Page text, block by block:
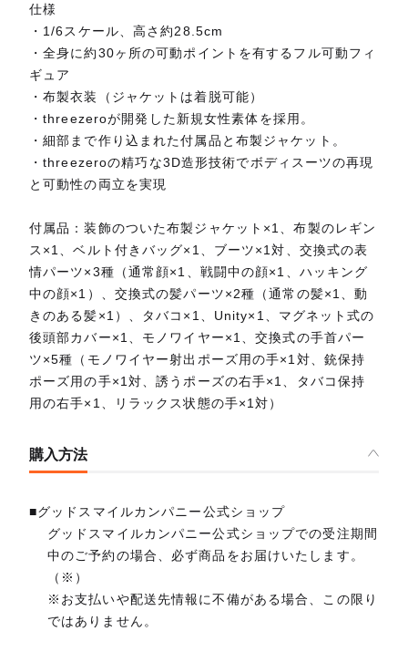
仕様
・1/6スケール、高さ約28.5cm
・全身に約30ヶ所の可動ポイントを有するフル可動フィ
ギュア
・布製衣装（ジャケットは着脱可能）
・threezeroが開発した新規女性素体を採用。
・細部まで作り込まれた付属品と布製ジャケット。
・threezeroの精巧な3D造形技術でボディスーツの再現
と可動性の両立を実現
付属品：装飾のついた布製ジャケット×1、布製のレギン
ス×1、ベルト付きバッグ×1、ブーツ×1対、交換式の表
情パーツ×3種（通常顔×1、戦闘中の顔×1、ハッキング
中の顔×1）、交換式の髪パーツ×2種（通常の髪×1、動
きのある髪×1）、タバコ×1、Unity×1、マグネット式の
後頭部カバー×1、モノワイヤー×1、交換式の手首パー
ツ×5種（モノワイヤー射出ポーズ用の手×1対、銃保持
ポーズ用の手×1対、誘うポーズの右手×1、タバコ保持
用の右手×1、リラックス状態の手×1対）
購入方法
■グッドスマイルカンパニー公式ショップ
グッドスマイルカンパニー公式ショップでの受注期間
中のご予約の場合、必ず商品をお届けいたします。
（※）
※お支払いや配送先情報に不備がある場合、この限り
ではありません。